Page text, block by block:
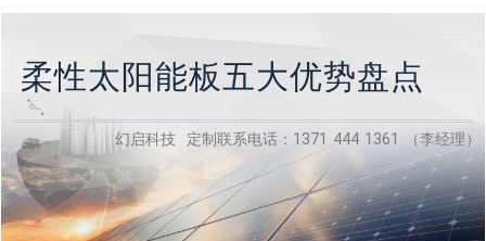
柔性太阳能板五大优势盘点
幻启科技 定制联系电话：1371 444 1361 （李经理）